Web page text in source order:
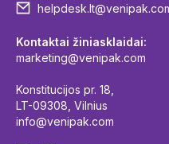
Kontaktai žiniasklaidai:
marketing@venipak.com
Konstitucijos pr. 18,
LT-09308, Vilnius
info@venipak.com